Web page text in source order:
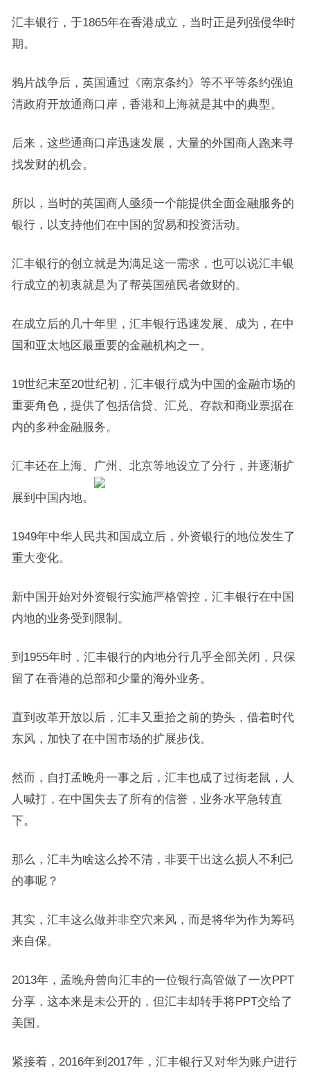
汇丰银行，于1865年在香港成立，当时正是列强侵华时
期。
鸦片战争后，英国通过《南京条约》等不平等条约强迫
清政府开放通商口岸，香港和上海就是其中的典型。
后来，这些通商口岸迅速发展，大量的外国商人跑来寻
找发财的机会。
所以，当时的英国商人亟须一个能提供全面金融服务的
银行，以支持他们在中国的贸易和投资活动。
汇丰银行的创立就是为满足这一需求，也可以说汇丰银
行成立的初衷就是为了帮英国殖民者敛财的。
在成立后的几十年里，汇丰银行迅速发展、成为，在中
国和亚太地区最重要的金融机构之一。
19世纪末至20世纪初，汇丰银行成为中国的金融市场的
重要角色，提供了包括信贷、汇兑、存款和商业票据在
内的多种金融服务。
汇丰还在上海、广州、北京等地设立了分行，并逐渐扩
展到中国内地。
1949年中华人民共和国成立后，外资银行的地位发生了
重大变化。
新中国开始对外资银行实施严格管控，汇丰银行在中国
内地的业务受到限制。
到1955年时，汇丰银行的内地分行几乎全部关闭，只保
留了在香港的总部和少量的海外业务。
直到改革开放以后，汇丰又重拾之前的势头，借着时代
东风，加快了在中国市场的扩展步伐。
然而，自打孟晚舟一事之后，汇丰也成了过街老鼠，人
人喊打，在中国失去了所有的信誉，业务水平急转直
下。
那么，汇丰为啥这么拎不清，非要干出这么损人不利己
的事呢？
其实，汇丰这么做并非空穴来风，而是将华为作为筹码
来自保。
2013年，孟晚舟曾向汇丰的一位银行高管做了一次PPT
分享，这本来是未公开的，但汇丰却转手将PPT交给了
美国。
紧接着，2016年到2017年，汇丰银行又对华为账户进行